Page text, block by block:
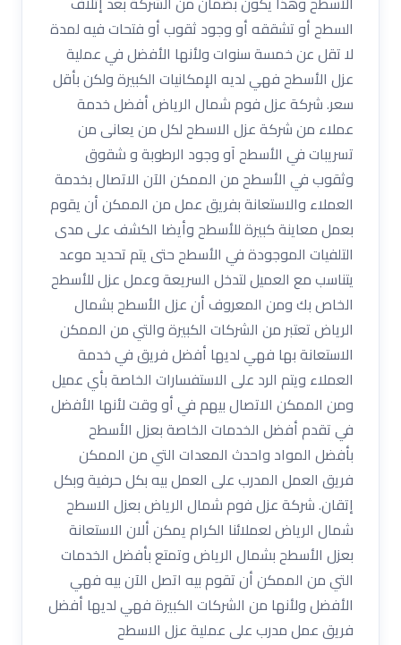
السطح أو تشققه أو وجود ثقوب أو فتحات فيه لمدة
لا تقل عن خمسة سنوات ولأنها الأفضل في عملية
عزل الأسطح فهي لديه الإمكانيات الكبيرة ولكن بأقل
سعر. شركة عزل فوم شمال الرياض أفضل خدمة
عملاء من شركة عزل الاسطح لكل من يعانى من
تسريبات في الأسطح آو وجود الرطوبة و شقوق
وثقوب في الأسطح من الممكن الآن الاتصال بخدمة
العملاء والاستعانة بفريق عمل من الممكن أن يقوم
بعمل معاينة كبيرة للأسطح وأيضا الكشف على مدى
التلفيات الموجودة في الأسطح حتى يتم تحديد موعد
يتناسب مع العميل لتدخل السريعة وعمل عزل للأسطح
الخاص بك ومن المعروف أن عزل الأسطح بشمال
الرياض تعتبر من الشركات الكبيرة والتي من الممكن
الاستعانة بها فهي لديها أفضل فريق في خدمة
العملاء ويتم الرد على الاستفسارات الخاصة بأي عميل
ومن الممكن الاتصال بيهم في أو وقت لأنها الأفضل
في تقدم أفضل الخدمات الخاصة بعزل الأسطح
بأفضل المواد واحدث المعدات التي من الممكن
فريق العمل المدرب على العمل بيه بكل حرفية وبكل
إتقان. شركة عزل فوم شمال الرياض بعزل الاسطح
شمال الرياض لعملائنا الكرام يمكن ألان الاستعانة
بعزل الأسطح بشمال الرياض وتمتع بأفضل الخدمات
التي من الممكن أن تقوم بيه اتصل الآن بيه فهي
الأفضل ولأنها من الشركات الكبيرة فهي لديها أفضل
فريق عمل مدرب على عملية عزل الاسطح